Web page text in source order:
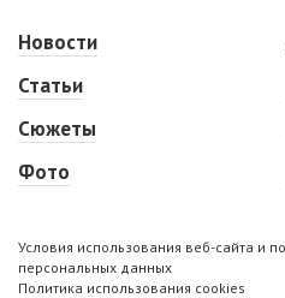
Новости
Статьи
Сюжеты
Фото
Условия использования веб-сайта и
персональных данных
Политика использования cookies